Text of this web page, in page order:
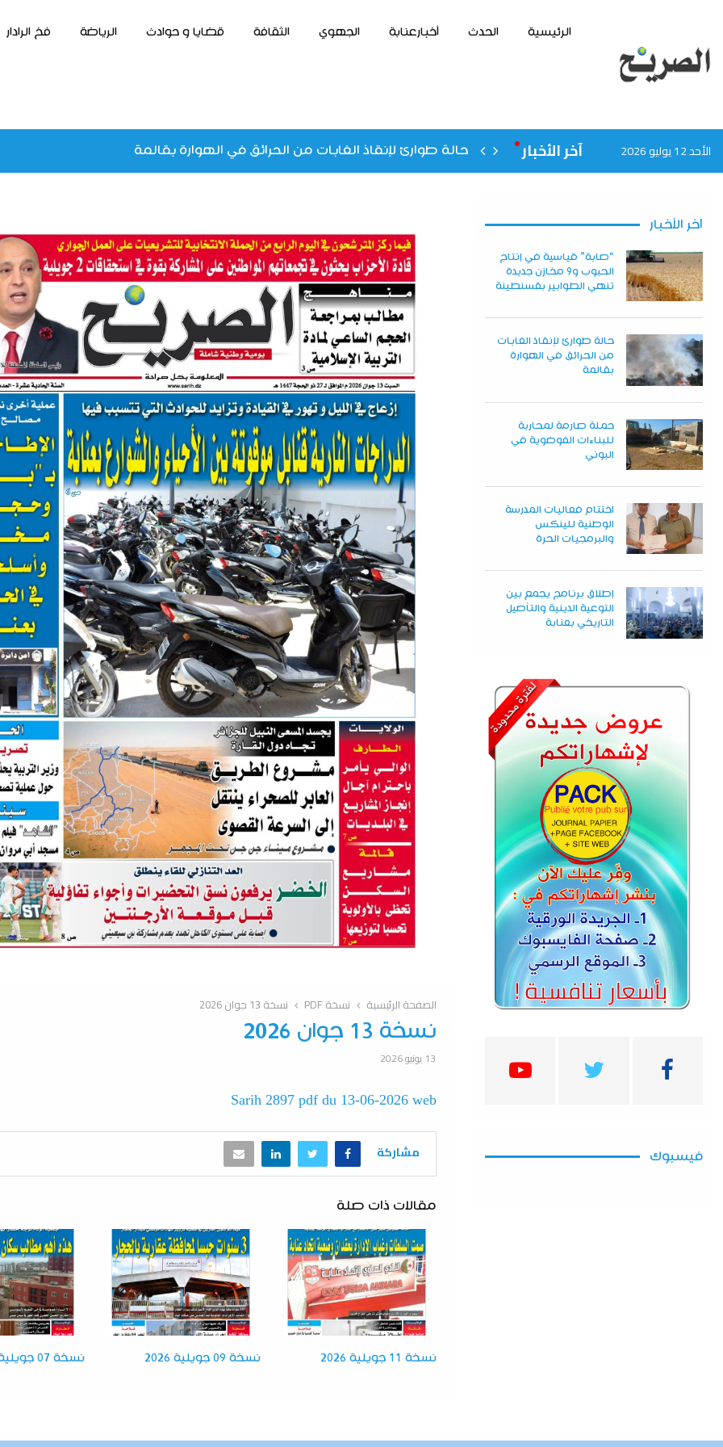
الرئيسية الحدث أخبارعنابة الجهوي الثقافة قضايا و حوادث الرياضة فخ الرادار
الأحد 12 يوليو 2026 آخر الأخبار حالة طوارئ لإنقاذ الغابات من الحرائق في الهوارة بقالمة
الصفحة الرئيسية نسخة PDF نسخة 13 جوان 2026
نسخة 13 جوان 2026
13 يونيو 2026
Sarih 2897 pdf du 13-06-2026 web
مشاركة
مقالات ذات صلة
نسخة 11 جويلية 2026 نسخة 09 جويلية 2026 نسخة 07 جويلية 2026
آخر الأخبار
“صابة” قياسية في إنتاج
الحبوب و9 مخازن جديدة
تنهي الطوابير بقسنطينة
حالة طوارئ لإنقاذ الغابات
من الحرائق في الهوارة
بقالمة
حملة صارمة لمحاربة
للبناءات الفوضوية في
البوني
اختتام فعاليات المدرسة
الوطنية للينكس
والبرمجيات الحرة
إطلاق برنامج يجمع بين
التوعية الدينية والتأصيل
التاريخي بعنابة
فيسبوك